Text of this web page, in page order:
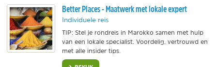
Better Places - Maatwerk met lokale expert
Individuele reis
TIP: Stel je rondreis in Marokko samen met hulp
van een lokale specialist. Voordelig, vertrouwd en
met alle insider tips.